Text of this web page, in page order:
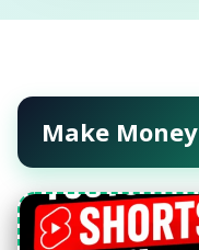
Make Money